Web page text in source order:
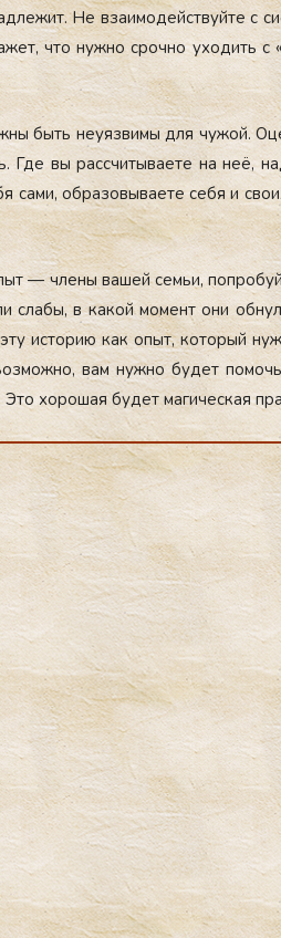
Не вза­имо­дей­ствуй­те с
что нуж­но сроч­но ухо­дить с
быть не­уяз­ви­мы для чу­жой.
Где вы рас­счи­тыва­ете на неё,
са­ми, об­ра­зовы­ва­ете се­бя и
— чле­ны ва­шей семьи,
сла­бы, в ка­кой мо­мент они
ис­то­рию как опыт, ко­торый
вам нуж­но бу­дет
хо­рошая бу­дет ма­гичес­кая